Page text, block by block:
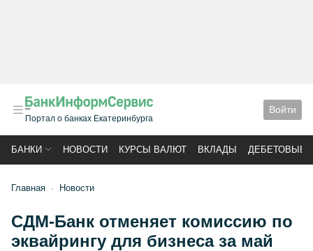
Портал о банках Екатеринбурга
Войти
БАНКИ НОВОСТИ КУРСЫ ВАЛЮТ ВКЛАДЫ ДЕБЕТОВЫЕ
Главная Новости
СДМ-Банк отменяет комиссию по
эквайрингу для бизнеса за май